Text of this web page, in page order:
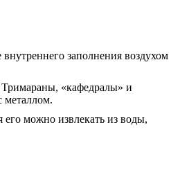
заполнения воздухом
«кафедралы» и
металлом.
можно извлекать из воды,